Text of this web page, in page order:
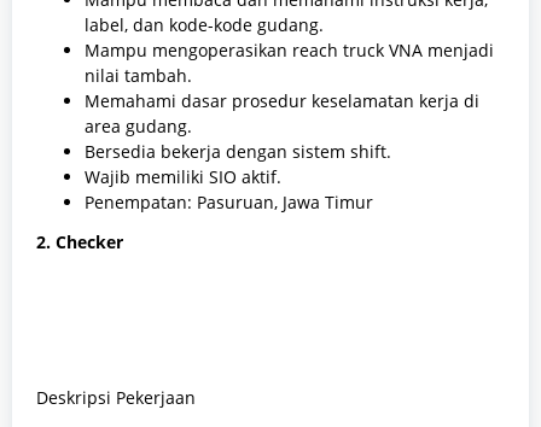
label, dan kode-kode gudang.
Mampu mengoperasikan reach truck VNA menjadi
nilai tambah.
Memahami dasar prosedur keselamatan kerja di
area gudang.
Bersedia bekerja dengan sistem shift.
Wajib memiliki SIO aktif.
Penempatan: Pasuruan, Jawa Timur
2. Checker
Deskripsi Pekerjaan